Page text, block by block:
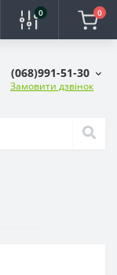
0 0
(068)991-51-30
Замовити дзвінок